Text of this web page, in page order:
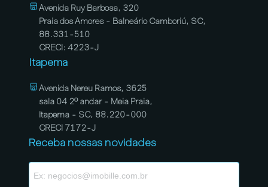
Avenida Ruy Barbosa, 320
Praia dos Amores - Balneário Camboriú, SC,
88.331-510
CRECI: 4223-J
Itapema
Avenida Nereu Ramos, 3625
sala 04 2º andar - Meia Praia,
Itapema - SC, 88.220-000
CRECI 7172-J
Receba nossas novidades